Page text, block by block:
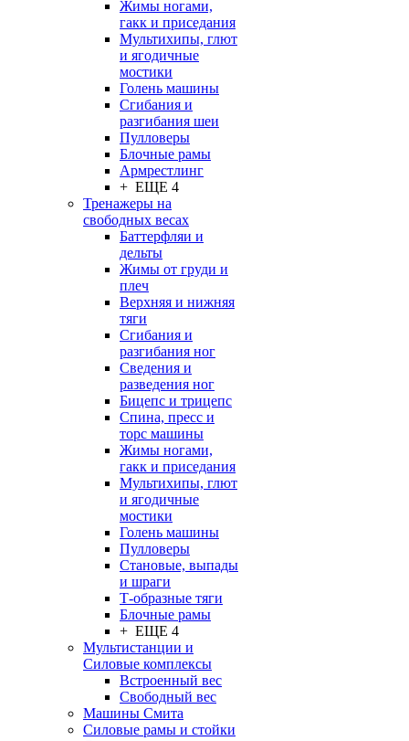
Жимы ногами,
гакк и приседания
Мультихипы, глют
и ягодичные
мостики
Голень машины
Сгибания и
разгибания шеи
Пулловеры
Блочные рамы
Армрестлинг
+ ЕЩЕ 4
Тренажеры на
свободных весах
Баттерфляи и
дельты
Жимы от груди и
плеч
Верхняя и нижняя
тяги
Сгибания и
разгибания ног
Сведения и
разведения ног
Бицепс и трицепс
Спина, пресс и
торс машины
Жимы ногами,
гакк и приседания
Мультихипы, глют
и ягодичные
мостики
Голень машины
Пулловеры
Становые, выпады
и шраги
Т-образные тяги
Блочные рамы
+ ЕЩЕ 4
Мультистанции и
Силовые комплексы
Встроенный вес
Свободный вес
Машины Смита
Силовые рамы и стойки